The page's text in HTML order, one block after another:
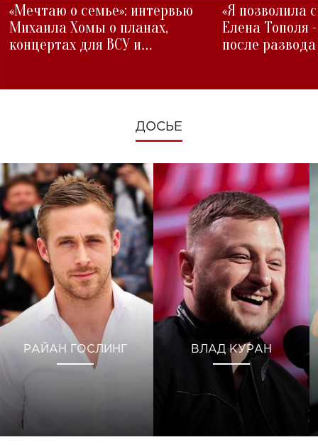
«Мечтаю о семье»: интервью
Михаила Хомы о планах,
концертах для ВСУ и
«Я позволила
Елена Тополя
после развода
ДОСЬЕ
РАЙАН ГОСЛИНГ ВЛАД КУРАН